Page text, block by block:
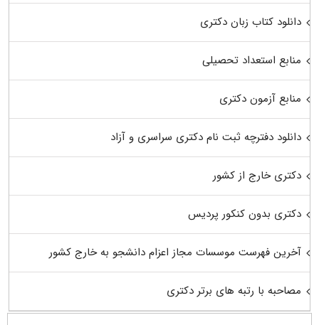
دانلود کتاب زبان دکتری
منابع استعداد تحصیلی
منابع آزمون دکتری
دانلود دفترچه ثبت نام دکتری سراسری و آزاد
دکتری خارج از کشور
دکتری بدون کنکور پردیس
آخرین فهرست موسسات مجاز اعزام دانشجو به خارج کشور
مصاحبه با رتبه های برتر دکتری